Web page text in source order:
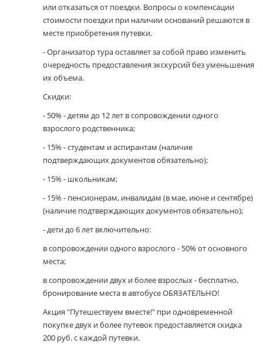
или отказаться от поездки. Вопросы о компенсации
стоимости поездки при наличии оснований решаются в
месте приобретения путевки.
- Организатор тура оставляет за собой право изменить
очередность предоставления экскурсий без уменьшения
их объема.
Скидки:
- 50% - детям до 12 лет в сопровождении одного
взрослого родственника;
- 15% - студентам и аспирантам (наличие
подтверждающих документов обязательно);
- 15% - школьникам;
- 15% - пенсионерам, инвалидам (в мае, июне и сентябре)
(наличие подтверждающих документов обязательно);
- дети до 6 лет включительно:
в сопровождении одного взрослого - 50% от основного
места;
в сопровождении двух и более взрослых - бесплатно,
бронирование места в автобусе ОБЯЗАТЕЛЬНО!
Акция "Путешествуем вместе!" при одновременной
покупке двух и более путевок предоставляется скидка
200 руб. с каждой путевки.